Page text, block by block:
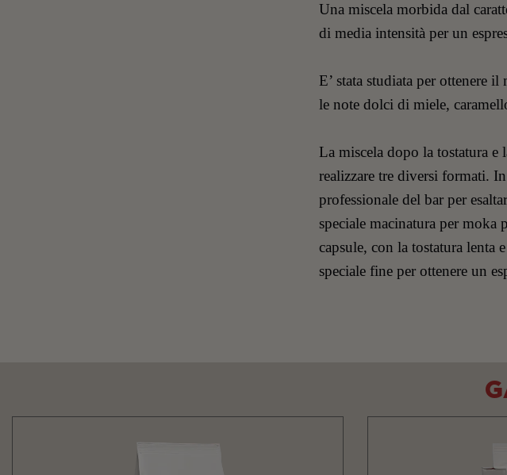
Una miscela morbida dal
di media intensità per un
E’ stata studiata per ottenere
le note dolci di miele,
La miscela dopo la tostatura e
realizzare tre diversi formati.
professionale del bar per
speciale macinatura per
capsule, con la tostatura lenta
speciale fine per ottenere un